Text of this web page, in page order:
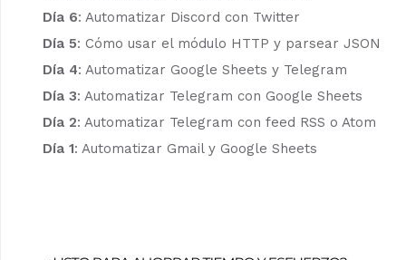
Día 6: Automatizar Discord con Twitter
Día 5: Cómo usar el módulo HTTP y parsear JSON
Día 4: Automatizar Google Sheets y Telegram
Día 3: Automatizar Telegram con Google Sheets
Día 2: Automatizar Telegram con feed RSS o Atom
Día 1: Automatizar Gmail y Google Sheets